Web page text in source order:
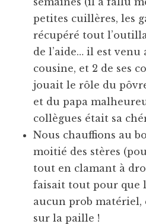
petites cuillères, les
récupéré tout
de l’aide… il est venu
cousine, et 2 de ses
jouait le rôle du
et du papa
collègues était sa
Nous chauffions au
moitié des stères
tout en clamant à
faisait tout pour que
aucun prob matériel,
sur la paille !